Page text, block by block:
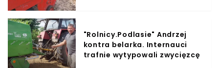
"Rolnicy.Podlasie" Andrzej
kontra belarka. Internauci
trafnie wytypowali zwycięzcę